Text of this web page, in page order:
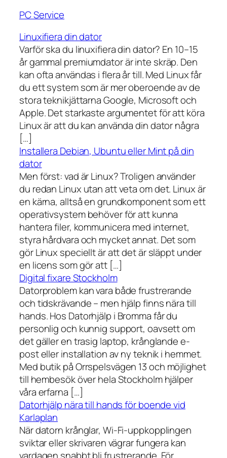
PC Service
Linuxifiera din dator
Varför ska du linuxifiera din dator? En 10–15
år gammal premiumdator är inte skräp. Den
kan ofta användas i flera år till. Med Linux får
du ett system som är mer oberoende av de
stora teknikjättarna Google, Microsoft och
Apple. Det starkaste argumentet för att köra
Linux är att du kan använda din dator några
[…]
Installera Debian, Ubuntu eller Mint på din
dator
Men först: vad är Linux? Troligen använder
du redan Linux utan att veta om det. Linux är
en kärna, alltså en grundkomponent som ett
operativsystem behöver för att kunna
hantera filer, kommunicera med internet,
styra hårdvara och mycket annat. Det som
gör Linux speciellt är att det är släppt under
en licens som gör att […]
Digital fixare Stockholm
Datorproblem kan vara både frustrerande
och tidskrävande – men hjälp finns nära till
hands. Hos Datorhjälp i Bromma får du
personlig och kunnig support, oavsett om
det gäller en trasig laptop, krånglande e-
post eller installation av ny teknik i hemmet.
Med butik på Orrspelsvägen 13 och möjlighet
till hembesök över hela Stockholm hjälper
våra erfarna […]
Datorhjälp nära till hands för boende vid
Karlaplan
När datorn krånglar, Wi-Fi-uppkopplingen
sviktar eller skrivaren vägrar fungera kan